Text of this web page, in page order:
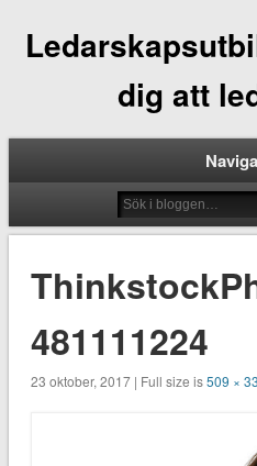
dig att
481111224
23 oktober, 2017 | Full size is509 ×